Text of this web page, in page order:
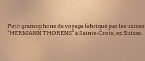
Petit gramophone de voyage fabriqué par les usines
"HERMANN THORENS" à Sainte-Croix, en Suisse.